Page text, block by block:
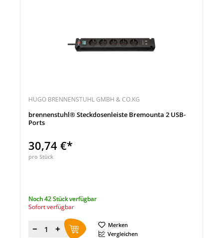
HUGO BRENNENSTUHL GMBH & CO.KG
brennenstuhl® Steckdosenleiste Bremounta 2 USB-
Ports
30,74 €*
pro Stück
Noch 42 Stück verfügbar
Sofort verfügbar
Menge
Merken
Vergleichen